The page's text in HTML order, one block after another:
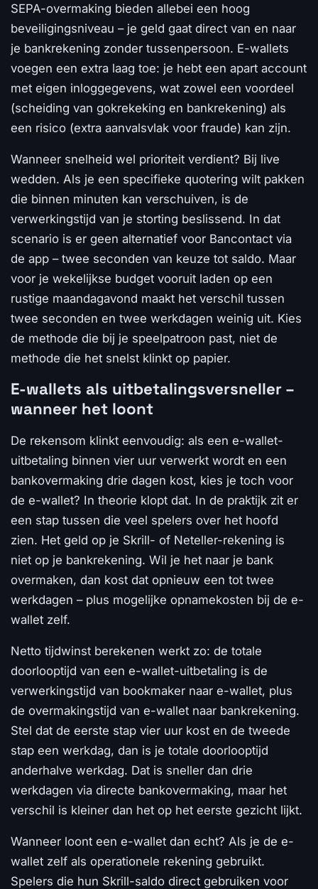
SEPA-overmaking bieden allebei een hoog
beveiligingsniveau – je geld gaat direct van en naar
je bankrekening zonder tussenpersoon. E-wallets
voegen een extra laag toe: je hebt een apart account
met eigen inloggegevens, wat zowel een voordeel
(scheiding van gokrekeking en bankrekening) als
een risico (extra aanvalsvlak voor fraude) kan zijn.
Wanneer snelheid wel prioriteit verdient? Bij live
wedden. Als je een specifieke quotering wilt pakken
die binnen minuten kan verschuiven, is de
verwerkingstijd van je storting beslissend. In dat
scenario is er geen alternatief voor Bancontact via
de app – twee seconden van keuze tot saldo. Maar
voor je wekelijkse budget vooruit laden op een
rustige maandagavond maakt het verschil tussen
twee seconden en twee werkdagen weinig uit. Kies
de methode die bij je speelpatroon past, niet de
methode die het snelst klinkt op papier.
E-wallets als uitbetalingsversneller –
wanneer het loont
De rekensom klinkt eenvoudig: als een e-wallet-
uitbetaling binnen vier uur verwerkt wordt en een
bankovermaking drie dagen kost, kies je toch voor
de e-wallet? In theorie klopt dat. In de praktijk zit er
een stap tussen die veel spelers over het hoofd
zien. Het geld op je Skrill- of Neteller-rekening is
niet op je bankrekening. Wil je het naar je bank
overmaken, dan kost dat opnieuw een tot twee
werkdagen – plus mogelijke opnamekosten bij de e-
wallet zelf.
Netto tijdwinst berekenen werkt zo: de totale
doorlooptijd van een e-wallet-uitbetaling is de
verwerkingstijd van bookmaker naar e-wallet, plus
de overmakingstijd van e-wallet naar bankrekening.
Stel dat de eerste stap vier uur kost en de tweede
stap een werkdag, dan is je totale doorlooptijd
anderhalve werkdag. Dat is sneller dan drie
werkdagen via directe bankovermaking, maar het
verschil is kleiner dan het op het eerste gezicht lijkt.
Wanneer loont een e-wallet dan echt? Als je de e-
wallet zelf als operationele rekening gebruikt.
Spelers die hun Skrill-saldo direct gebruiken voor